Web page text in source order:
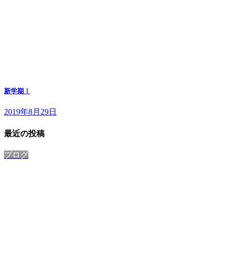
新学期！
2019年8月29日
最近の投稿
ブログ